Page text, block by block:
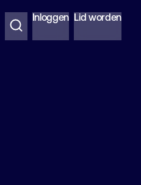
Inloggen Lid worden